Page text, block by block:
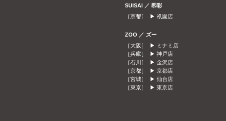
SUISAI ／ 翆彩
［京都］ ▶ 祇園店
ZOO ／ ズー
［大阪］ ▶
ミナミ店
［兵庫］ ▶ 神戸店
［石川］ ▶ 金沢店
［京都］ ▶ 京都店
［宮城］ ▶ 仙台店
［東京］ ▶ 東京店